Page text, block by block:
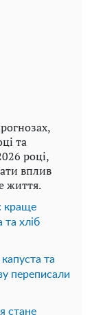
та
році,
вплив
життя.
краще
та хліб
та
переписали
стане